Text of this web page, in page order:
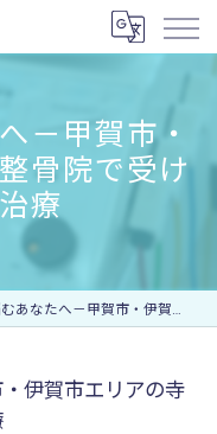
－甲賀市・
骨院で受け
療
賀市・伊賀市エリアの寺庄整骨院で受けられる最新治療
伊賀市エリアの寺